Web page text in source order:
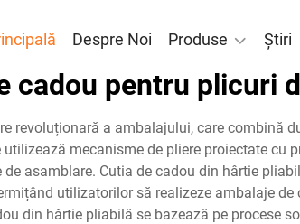
Despre Noi Produse Știri
cadou pentru plicuri
revoluționară a ambalajului, care combină
mecanisme de pliere proiectate cu
asamblare. Cutia de cadou din hârtie
utilizatorilor să realizeze ambalaje
din hârtie pliabilă se bazează pe procese